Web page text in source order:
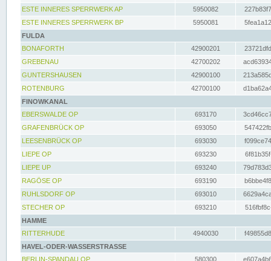
ESTE INNERES SPERRWERK AP
5950082
ESTE INNERES SPERRWERK BP
5950081
FULDA
BONAFORTH
42900201
GREBENAU
42700202
GUNTERSHAUSEN
42900100
ROTENBURG
42700100
FINOWKANAL
EBERSWALDE OP
693170
GRAFENBRÜCK OP
693050
LEESENBRÜCK OP
693030
LIEPE OP
693230
LIEPE UP
693240
RAGÖSE OP
693190
RUHLSDORF OP
693010
STECHER OP
693210
HAMME
RITTERHUDE
4940030
HAVEL-ODER-WASSERSTRASSE
BERLIN-SPANDAU OP
580300